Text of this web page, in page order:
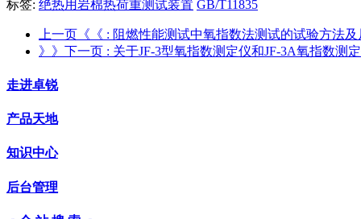
标签: 绝热用岩棉热荷重测试装置 GB/T11835
上一页《《 : 阻燃性能测试中氧指数法测试的试验方法
》》下一页 : 关于JF-3型氧指数测定仪和JF-3A氧指数测
走进卓锐
产品天地
知识中心
后台管理